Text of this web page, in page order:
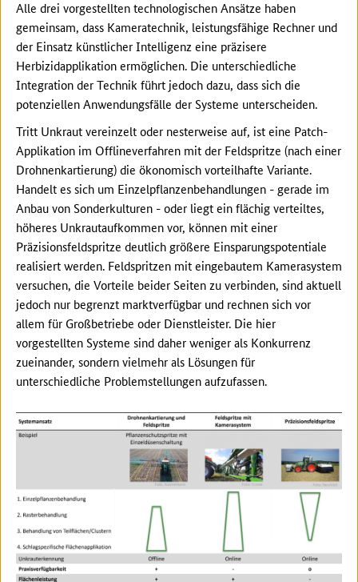
Alle drei vorgestellten technologischen Ansätze haben
gemeinsam, dass Kameratechnik, leistungsfähige Rechner und
der Einsatz künstlicher Intelligenz eine präzisere
Herbizidapplikation ermöglichen. Die unterschiedliche
Integration der Technik führt jedoch dazu, dass sich die
potenziellen Anwendungsfälle der Systeme unterscheiden.
Tritt Unkraut vereinzelt oder nesterweise auf, ist eine Patch-
Applikation im Offlineverfahren mit der Feldspritze (nach einer
Drohnenkartierung) die ökonomisch vorteilhafte Variante.
Handelt es sich um Einzelpflanzenbehandlungen - gerade im
Anbau von Sonderkulturen - oder liegt ein flächig verteiltes,
höheres Unkrautaufkommen vor, können mit einer
Präzisionsfeldspritze deutlich größere Einsparungspotentiale
realisiert werden. Feldspritzen mit eingebautem Kamerasystem
versuchen, die Vorteile beider Seiten zu verbinden, sind aktuell
jedoch nur begrenzt marktverfügbar und rechnen sich vor
allem für Großbetriebe oder Dienstleister. Die hier
vorgestellten Systeme sind daher weniger als Konkurrenz
zueinander, sondern vielmehr als Lösungen für
unterschiedliche Problemstellungen aufzufassen.